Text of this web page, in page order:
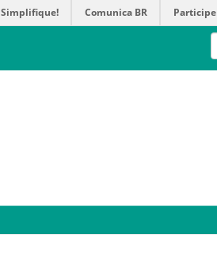
Simplifique! Comunica BR Participe